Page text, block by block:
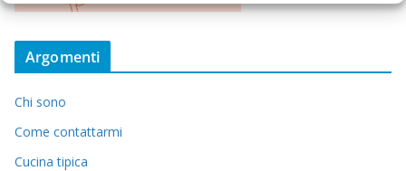
Argomenti
Chi sono
Come contattarmi
Cucina tipica